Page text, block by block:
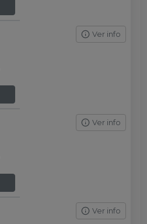
Ver info
Ver info
Ver info